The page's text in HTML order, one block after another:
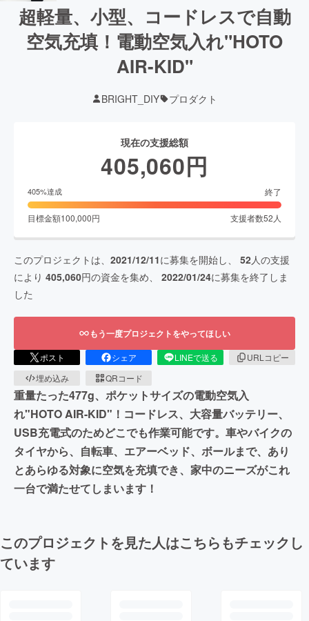
超軽量、小型、コードレスで自動
空気充填！電動空気入れ"HOTO
AIR-KID"
BRIGHT_DIY プロダクト
現在の支援総額
405,060円
405%達成 終了
目標金額100,000円 支援者数52 人
このプロジェクトは、 2021/12/11に募集を開始し、 52人の支援
により 405,060円の資金を集め、 2022/01/24に募集を終了しま
した
もう一度プロジェクトをやってほしい
ポスト シェア LINEで送る
URLコピー
埋め込み
QRコード
重量たった477g、ポケットサイズの電動空気入
れ"HOTO AIR-KID"！コードレス、大容量バッテリー、
USB充電式のためどこでも作業可能です。車やバイクの
タイヤから、自転車、エアーベッド、ボールまで、あり
とあらゆる対象に空気を充填でき、家中のニーズがこれ
一台で満たせてしまいます！
このプロジェクトを見た人はこちらもチェックし
ています